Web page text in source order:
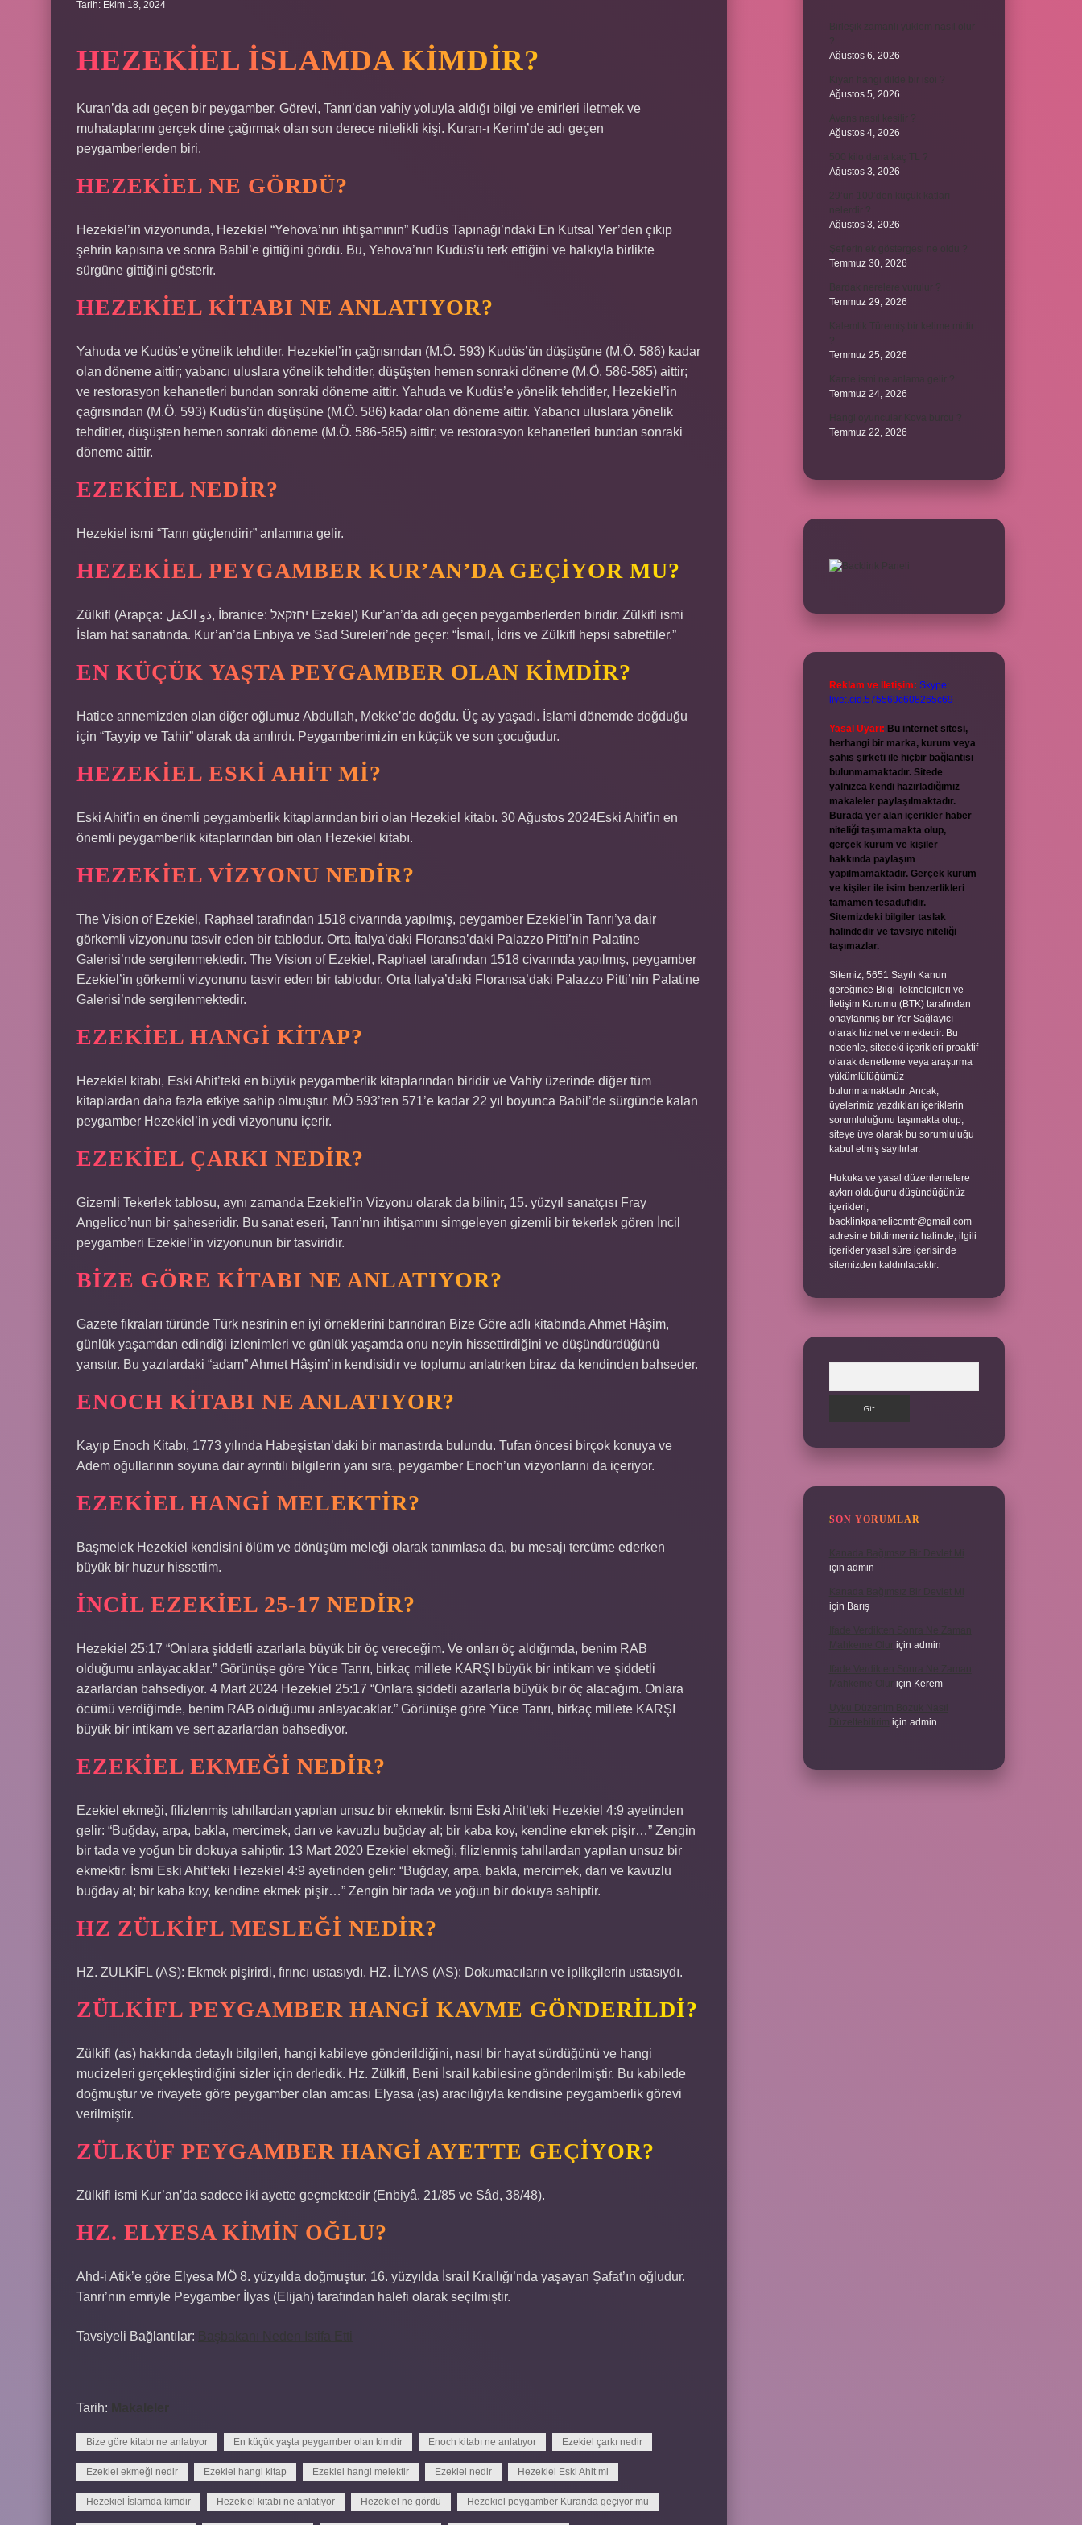
Tarih: Ekim 18, 2024
HEZEKIEL İSLAMDA KIMDIR?
Kuran’da adı geçen bir peygamber. Görevi, Tanrı’dan vahiy yoluyla aldığı bilgi ve emirleri iletmek ve
muhataplarını gerçek dine çağırmak olan son derece nitelikli kişi. Kuran-ı Kerim’de adı geçen
peygamberlerden biri.
HEZEKIEL NE GÖRDÜ?
Hezekiel’in vizyonunda, Hezekiel “Yehova’nın ihtişamının” Kudüs Tapınağı’ndaki En Kutsal Yer’den çıkıp
şehrin kapısına ve sonra Babil’e gittiğini gördü. Bu, Yehova’nın Kudüs’ü terk ettiğini ve halkıyla birlikte
sürgüne gittiğini gösterir.
HEZEKIEL KITABI NE ANLATIYOR?
Yahuda ve Kudüs’e yönelik tehditler, Hezekiel’in çağrısından (M.Ö. 593) Kudüs’ün düşüşüne (M.Ö. 586) kadar
olan döneme aittir; yabancı uluslara yönelik tehditler, düşüşten hemen sonraki döneme (M.Ö. 586-585) aittir;
ve restorasyon kehanetleri bundan sonraki döneme aittir. Yahuda ve Kudüs’e yönelik tehditler, Hezekiel’in
çağrısından (M.Ö. 593) Kudüs’ün düşüşüne (M.Ö. 586) kadar olan döneme aittir. Yabancı uluslara yönelik
tehditler, düşüşten hemen sonraki döneme (M.Ö. 586-585) aittir; ve restorasyon kehanetleri bundan sonraki
döneme aittir.
EZEKIEL NEDIR?
Hezekiel ismi “Tanrı güçlendirir” anlamına gelir.
HEZEKIEL PEYGAMBER KUR’AN’DA GEÇIYOR MU?
Zülkifl (Arapça: ذو الكفل‎, İbranice: יחזקאל Ezekiel) Kur’an’da adı geçen peygamberlerden biridir. Zülkifl ismi
İslam hat sanatında. Kur’an’da Enbiya ve Sad Sureleri’nde geçer: “İsmail, İdris ve Zülkifl hepsi sabrettiler.”
EN KÜÇÜK YAŞTA PEYGAMBER OLAN KIMDIR?
Hatice annemizden olan diğer oğlumuz Abdullah, Mekke’de doğdu. Üç ay yaşadı. İslami dönemde doğduğu
için “Tayyip ve Tahir” olarak da anılırdı. Peygamberimizin en küçük ve son çocuğudur.
HEZEKIEL ESKI AHIT MI?
Eski Ahit’in en önemli peygamberlik kitaplarından biri olan Hezekiel kitabı. 30 Ağustos 2024Eski Ahit’in en
önemli peygamberlik kitaplarından biri olan Hezekiel kitabı.
HEZEKIEL VIZYONU NEDIR?
The Vision of Ezekiel, Raphael tarafından 1518 civarında yapılmış, peygamber Ezekiel’in Tanrı’ya dair
görkemli vizyonunu tasvir eden bir tablodur. Orta İtalya’daki Floransa’daki Palazzo Pitti’nin Palatine
Galerisi’nde sergilenmektedir. The Vision of Ezekiel, Raphael tarafından 1518 civarında yapılmış, peygamber
Ezekiel’in görkemli vizyonunu tasvir eden bir tablodur. Orta İtalya’daki Floransa’daki Palazzo Pitti’nin Palatine
Galerisi’nde sergilenmektedir.
EZEKIEL HANGI KITAP?
Hezekiel kitabı, Eski Ahit’teki en büyük peygamberlik kitaplarından biridir ve Vahiy üzerinde diğer tüm
kitaplardan daha fazla etkiye sahip olmuştur. MÖ 593’ten 571’e kadar 22 yıl boyunca Babil’de sürgünde kalan
peygamber Hezekiel’in yedi vizyonunu içerir.
EZEKIEL ÇARKI NEDIR?
Gizemli Tekerlek tablosu, aynı zamanda Ezekiel’in Vizyonu olarak da bilinir, 15. yüzyıl sanatçısı Fray
Angelico’nun bir şaheseridir. Bu sanat eseri, Tanrı’nın ihtişamını simgeleyen gizemli bir tekerlek gören İncil
peygamberi Ezekiel’in vizyonunun bir tasviridir.
BIZE GÖRE KITABI NE ANLATIYOR?
Gazete fıkraları türünde Türk nesrinin en iyi örneklerini barındıran Bize Göre adlı kitabında Ahmet Hâşim,
günlük yaşamdan edindiği izlenimleri ve günlük yaşamda onu neyin hissettirdiğini ve düşündürdüğünü
yansıtır. Bu yazılardaki “adam” Ahmet Hâşim’in kendisidir ve toplumu anlatırken biraz da kendinden bahseder.
ENOCH KITABI NE ANLATIYOR?
Kayıp Enoch Kitabı, 1773 yılında Habeşistan’daki bir manastırda bulundu. Tufan öncesi birçok konuya ve
Adem oğullarının soyuna dair ayrıntılı bilgilerin yanı sıra, peygamber Enoch’un vizyonlarını da içeriyor.
EZEKIEL HANGI MELEKTIR?
Başmelek Hezekiel kendisini ölüm ve dönüşüm meleği olarak tanımlasa da, bu mesajı tercüme ederken
büyük bir huzur hissettim.
İNCIL EZEKIEL 25-17 NEDIR?
Hezekiel 25:17 “Onlara şiddetli azarlarla büyük bir öç vereceğim. Ve onları öç aldığımda, benim RAB
olduğumu anlayacaklar.” Görünüşe göre Yüce Tanrı, birkaç millete KARŞI büyük bir intikam ve şiddetli
azarlardan bahsediyor. 4 Mart 2024 Hezekiel 25:17 “Onlara şiddetli azarlarla büyük bir öç alacağım. Onlara
öcümü verdiğimde, benim RAB olduğumu anlayacaklar.” Görünüşe göre Yüce Tanrı, birkaç millete KARŞI
büyük bir intikam ve sert azarlardan bahsediyor.
EZEKIEL EKMEĞI NEDIR?
Ezekiel ekmeği, filizlenmiş tahıllardan yapılan unsuz bir ekmektir. İsmi Eski Ahit’teki Hezekiel 4:9 ayetinden
gelir: “Buğday, arpa, bakla, mercimek, darı ve kavuzlu buğday al; bir kaba koy, kendine ekmek pişir…” Zengin
bir tada ve yoğun bir dokuya sahiptir. 13 Mart 2020 Ezekiel ekmeği, filizlenmiş tahıllardan yapılan unsuz bir
ekmektir. İsmi Eski Ahit’teki Hezekiel 4:9 ayetinden gelir: “Buğday, arpa, bakla, mercimek, darı ve kavuzlu
buğday al; bir kaba koy, kendine ekmek pişir…” Zengin bir tada ve yoğun bir dokuya sahiptir.
HZ ZÜLKIFL MESLEĞI NEDIR?
HZ. ZULKİFL (AS): Ekmek pişirirdi, fırıncı ustasıydı. HZ. İLYAS (AS): Dokumacıların ve iplikçilerin ustasıydı.
ZÜLKIFL PEYGAMBER HANGI KAVME GÖNDERILDI?
Zülkifl (as) hakkında detaylı bilgileri, hangi kabileye gönderildiğini, nasıl bir hayat sürdüğünü ve hangi
mucizeleri gerçekleştirdiğini sizler için derledik. Hz. Zülkifl, Beni İsrail kabilesine gönderilmiştir. Bu kabilede
doğmuştur ve rivayete göre peygamber olan amcası Elyasa (as) aracılığıyla kendisine peygamberlik görevi
verilmiştir.
ZÜLKÜF PEYGAMBER HANGI AYETTE GEÇIYOR?
Zülkifl ismi Kur’an’da sadece iki ayette geçmektedir (Enbiyâ, 21/85 ve Sâd, 38/48).
HZ. ELYESA KIMIN OĞLU?
Ahd-i Atik’e göre Elyesa MÖ 8. yüzyılda doğmuştur. 16. yüzyılda İsrail Krallığı’nda yaşayan Şafat’ın oğludur.
Tanrı’nın emriyle Peygamber İlyas (Elijah) tarafından halefi olarak seçilmiştir.
Tavsiyeli Bağlantılar: Başbakanı Neden Istifa Etti
Tarih: Makaleler
Bize göre kitabı ne anlatıyor En küçük yaşta peygamber olan kimdir Enoch kitabı ne anlatıyor Ezekiel çarkı nedir
Ezekiel ekmeği nedir Ezekiel hangi kitap Ezekiel hangi melektir Ezekiel nedir Hezekiel Eski Ahit mi
Hezekiel İslamda kimdir Hezekiel kitabı ne anlatıyor Hezekiel ne gördü Hezekiel peygamber Kuranda geçiyor mu
Birleşik zamanlı yüklem nasıl olur
Ağustos 6, 2026
Kiyan hangi dilde bir isöi ?
Ağustos 5, 2026
Avans nasıl kesilir ?
Ağustos 4, 2026
500 kilo dana kaç TL ?
Ağustos 3, 2026
Ağustos 3, 2026
Temmuz 30, 2026
Temmuz 29, 2026
Kalemlik Türemiş bir kelime midir
Temmuz 25, 2026
Temmuz 24, 2026
Temmuz 22, 2026
Reklam ve İletişim: Skype:
live:.cid.575569c608265c69
Yasal Uyarı: Bu internet sitesi,
herhangi bir marka, kurum veya
şahıs şirketi ile hiçbir bağlantısı
bulunmamaktadır. Sitede
yalnızca kendi hazırladığımız
makaleler paylaşılmaktadır.
Burada yer alan içerikler haber
niteliği taşımamakta olup,
gerçek kurum ve kişiler
hakkında paylaşım
yapılmamaktadır. Gerçek kurum
ve kişiler ile isim benzerlikleri
tamamen tesadüfidir.
Sitemizdeki bilgiler taslak
halindedir ve tavsiye niteliği
taşımazlar.
Sitemiz, 5651 Sayılı Kanun
gereğince Bilgi Teknolojileri ve
İletişim Kurumu (BTK) tarafından
onaylanmış bir Yer Sağlayıcı
olarak hizmet vermektedir. Bu
nedenle, sitedeki içerikleri proaktif
olarak denetleme veya araştırma
yükümlülüğümüz
bulunmamaktadır. Ancak,
üyelerimiz yazdıkları içeriklerin
sorumluluğunu taşımakta olup,
siteye üye olarak bu sorumluluğu
kabul etmiş sayılırlar.
Hukuka ve yasal düzenlemelere
aykırı olduğunu düşündüğünüz
içerikleri,
backlinkpanelicomtr@gmail.com
adresine bildirmeniz halinde, ilgili
içerikler yasal süre içerisinde
sitemizden kaldırılacaktır.
SON YORUMLAR
için admin
için Barış
için admin
için Kerem
için admin